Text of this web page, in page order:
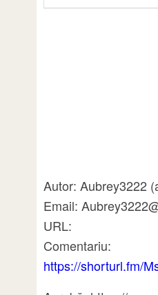
Autor: Aubrey3222
Email:
URL:
Comentariu:
https://shorturl.fm/